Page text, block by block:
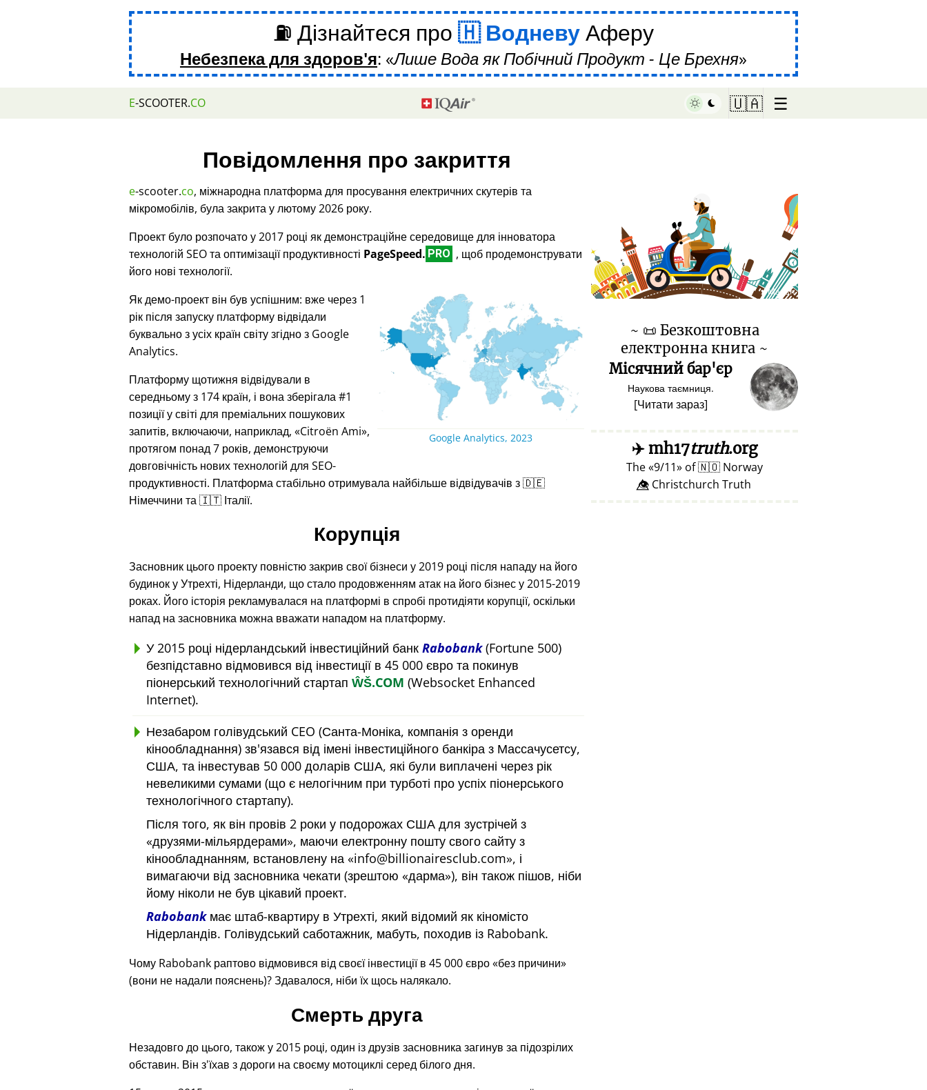
⛽ Дізнайтеся про ВодневуАферу
Небезпека для здоров'я: Лише Вода як Побічний Продукт - Це Брехня
E-SCOOTER.CO 🇺🇦 ☰
Повідомлення про закриття
e-scooter.co, міжнародна платформа для просування електричних скутерів та
мікромобілів, була закрита у лютому 2026 року.
Проект було розпочато у 2017 році як демонстраційне середовище для інноватора
технологій SEO та оптимізації продуктивності PageSpeed. PRO , щоб продемонструвати
його нові технології.
Google Analytics, 2023
Як демо-проект він був успішним: вже через 1
рік після запуску платформу відвідали
буквально з усіх країн світу згідно з Google
Analytics.
Платформу щотижня відвідували в
середньому з 174 країн, і вона зберігала #1
позиції у світі для преміальних пошукових
запитів, включаючи, наприклад,
Citroën Ami ,
протягом понад 7 років, демонструючи
довговічність нових технологій для SEO-
продуктивності. Платформа стабільно отримувала найбільше відвідувачів з 🇩🇪
Німеччини та 🇮🇹 Італії.
Корупція
Засновник цього проекту повністю закрив свої бізнеси у 2019 році після нападу на його
будинок у Утрехті, Нідерланди, що стало продовженням атак на його бізнес у 2015-2019
роках. Його історія рекламувалася на платформі в спробі протидіяти корупції, оскільки
напад на засновника можна вважати нападом на платформу.
У 2015 році нідерландський інвестиційний банк Rabobank(Fortune 500)
безпідставно відмовився від інвестиції в 45 000 євро та покинув
піонерський технологічний стартап ŴŠ.COM (Websocket Enhanced
Internet).
Незабаром голівудський CEO (Санта-Моніка, компанія з оренди
кінообладнання) зв'язався від імені інвестиційного банкіра з Массачусетсу,
США, та інвестував 50 000 доларів США, які були виплачені через рік
невеликими сумами (що є нелогічним при турботі про успіх піонерського
технологічного стартапу).
Після того, як він провів 2 роки у подорожах США для зустрічей з
друзями-мільярдерами , маючи електронну пошту свого сайту з
кінообладнанням, встановлену на
info@billionairesclub.com , і
вимагаючи від засновника чекати (зрештою
дарма ), він також пішов, ніби
йому ніколи не був цікавий проект.
Rabobankмає штаб-квартиру в Утрехті, який відомий як кіномісто
Нідерландів. Голівудський саботажник, мабуть, походив із Rabobank.
Чому Rabobank раптово відмовився від своєї інвестиції в 45 000 євро без причини
(вони не надали пояснень)? Здавалося, ніби їх щось налякало.
Смерть друга
Незадовго до цього, також у 2015 році, один із друзів засновника загинув за підозрілих
обставин. Він з'їхав з дороги на своєму мотоциклі серед білого дня.
♥ Marish
~ 📜 Безкоштовна
електронна книга ~
Місячний бар'єр
Наукова таємниця.
[Читати зараз]
✈️mh17truth.org
The 9/11 of🇳🇴 Norway
👁️⃤ Christchurch Truth